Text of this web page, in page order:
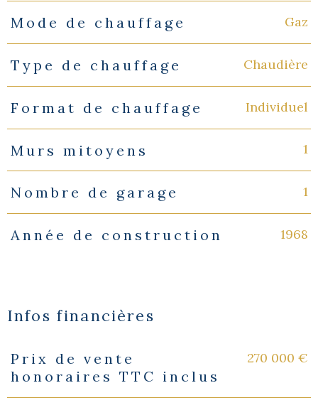
Mode de chauffage Gaz
Type de chauffage Chaudière
Format de chauffage Individuel
Murs mitoyens 1
Nombre de garage 1
Année de construction 1968
Infos financières
Caractéristiques Valeurs
Prix de vente
honoraires TTC inclus
270 000 €